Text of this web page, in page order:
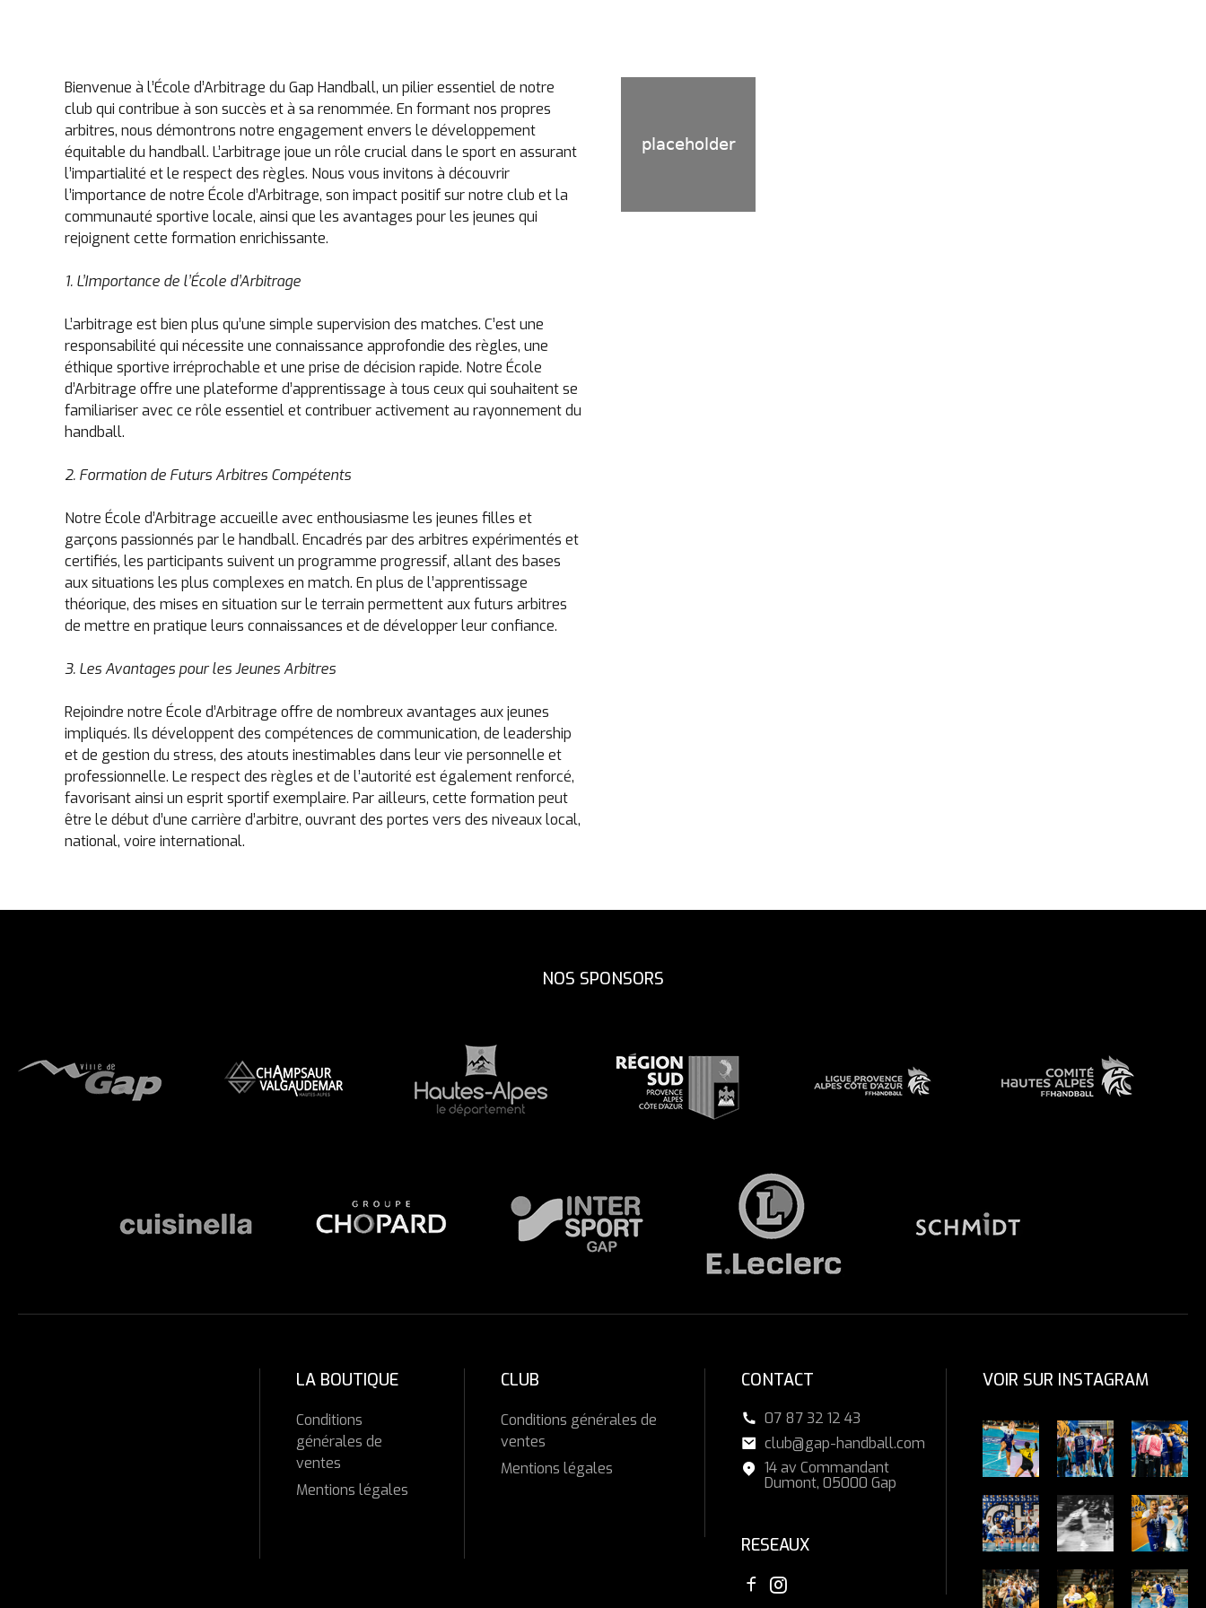
Bienvenue à l’École d’Arbitrage du Gap Handball, un pilier essentiel de notre
club qui contribue à son succès et à sa renommée. En formant nos propres
arbitres, nous démontrons notre engagement envers le développement
équitable du handball. L’arbitrage joue un rôle crucial dans le sport en assurant
l’impartialité et le respect des règles. Nous vous invitons à découvrir
l’importance de notre École d’Arbitrage, son impact positif sur notre club et la
communauté sportive locale, ainsi que les avantages pour les jeunes qui
rejoignent cette formation enrichissante.
1. L’Importance de l’École d’Arbitrage
L’arbitrage est bien plus qu’une simple supervision des matches. C’est une
responsabilité qui nécessite une connaissance approfondie des règles, une
éthique sportive irréprochable et une prise de décision rapide. Notre École
d’Arbitrage offre une plateforme d’apprentissage à tous ceux qui souhaitent se
familiariser avec ce rôle essentiel et contribuer activement au rayonnement du
handball.
2. Formation de Futurs Arbitres Compétents
Notre École d’Arbitrage accueille avec enthousiasme les jeunes filles et
garçons passionnés par le handball. Encadrés par des arbitres expérimentés et
certifiés, les participants suivent un programme progressif, allant des bases
aux situations les plus complexes en match. En plus de l’apprentissage
théorique, des mises en situation sur le terrain permettent aux futurs arbitres
de mettre en pratique leurs connaissances et de développer leur confiance.
3. Les Avantages pour les Jeunes Arbitres
Rejoindre notre École d’Arbitrage offre de nombreux avantages aux jeunes
impliqués. Ils développent des compétences de communication, de leadership
et de gestion du stress, des atouts inestimables dans leur vie personnelle et
professionnelle. Le respect des règles et de l’autorité est également renforcé,
favorisant ainsi un esprit sportif exemplaire. Par ailleurs, cette formation peut
être le début d’une carrière d’arbitre, ouvrant des portes vers des niveaux local,
national, voire international.
NOS SPONSORS
LA BOUTIQUE
Conditions
générales de
ventes
Mentions légales
CLUB
Conditions générales de
ventes
Mentions légales
CONTACT
07 87 32 12 43
club@gap-handball.com
14 av Commandant
Dumont, 05000 Gap
RESEAUX
VOIR SUR INSTAGRAM